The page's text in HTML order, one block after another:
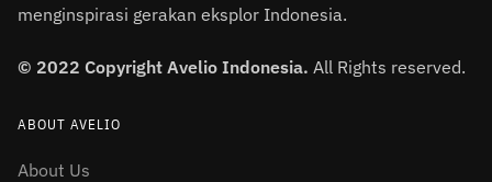
menginspirasi gerakan eksplor Indonesia.
© 2022 Copyright Avelio Indonesia. All Rights reserved.
ABOUT AVELIO
About Us